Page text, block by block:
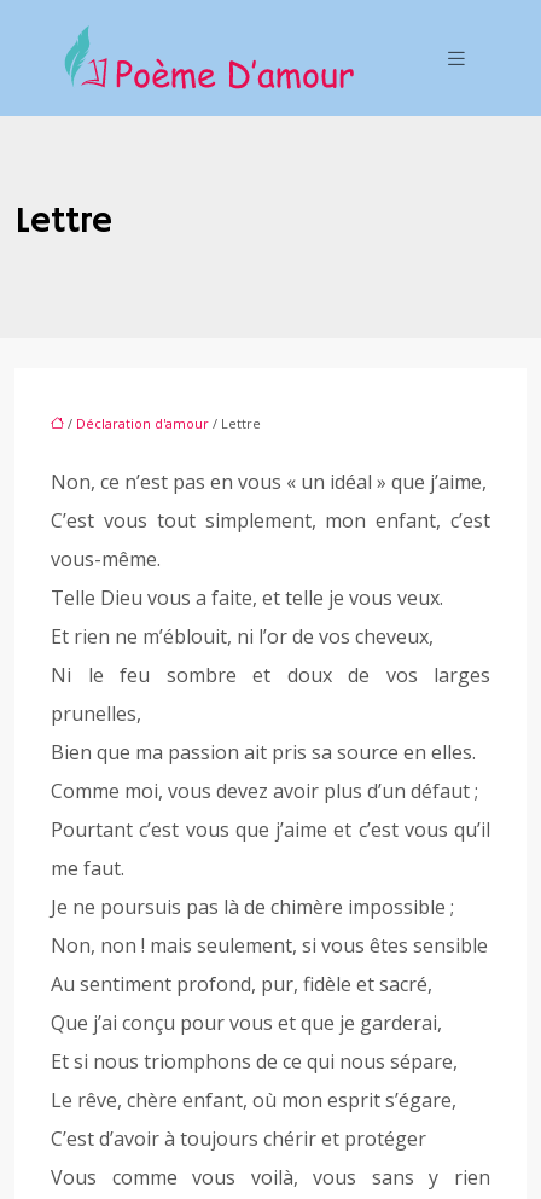
Lettre
/ Déclaration d'amour / Lettre
Non, ce n’est pas en vous « un idéal » que j’aime,
C’est vous tout simplement, mon enfant, c’est
vous-même.
Telle Dieu vous a faite, et telle je vous veux.
Et rien ne m’éblouit, ni l’or de vos cheveux,
Ni le feu sombre et doux de vos larges
prunelles,
Bien que ma passion ait pris sa source en elles.
Comme moi, vous devez avoir plus d’un défaut ;
Pourtant c’est vous que j’aime et c’est vous qu’il
me faut.
Je ne poursuis pas là de chimère impossible ;
Non, non ! mais seulement, si vous êtes sensible
Au sentiment profond, pur, fidèle et sacré,
Que j’ai conçu pour vous et que je garderai,
Et si nous triomphons de ce qui nous sépare,
Le rêve, chère enfant, où mon esprit s’égare,
C’est d’avoir à toujours chérir et protéger
Vous comme vous voilà, vous sans y rien